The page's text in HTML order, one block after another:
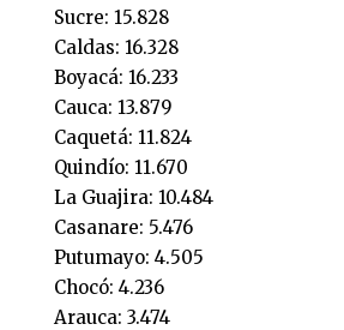
Sucre: 15.828
Caldas: 16.328
Boyacá: 16.233
Cauca: 13.879
Caquetá: 11.824
Quindío: 11.670
La Guajira: 10.484
Casanare: 5.476
Putumayo: 4.505
Chocó: 4.236
Arauca: 3.474